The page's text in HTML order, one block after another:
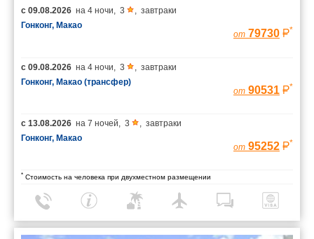
с 09.08.2026 на 4 ночи, 3 , завтраки
Гонконг, Макао
от 79730 *
с 09.08.2026 на 4 ночи, 3 , завтраки
Гонконг, Макао (трансфер)
от 90531 *
с 13.08.2026 на 7 ночей, 3 , завтраки
Гонконг, Макао
от 95252 *
* Стоимость на человека при двухместном размещении